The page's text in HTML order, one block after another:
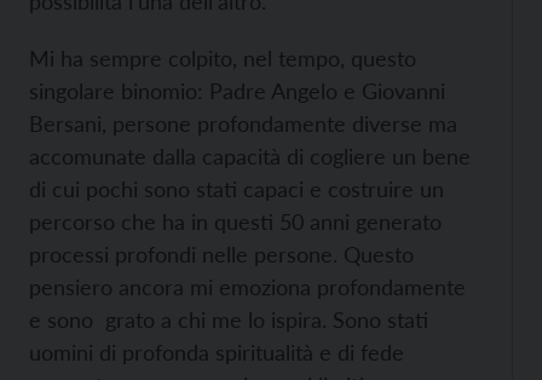
Mi ha sempre colpito, nel tempo, questo
singolare binomio: Padre Angelo e Giovanni
Bersani, persone profondamente diverse ma
accomunate dalla capacità di cogliere un bene
di cui pochi sono stati capaci e costruire un
percorso che ha in questi 50 anni generato
processi profondi nelle persone. Questo
pensiero ancora mi emoziona profondamente
e sono grato a chi me lo ispira. Sono stati
uomini di profonda spiritualità e di fede